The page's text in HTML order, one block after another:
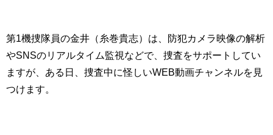
第1機捜隊員の金井（糸巻貴志）は、防犯カメラ映像の解析
やSNSのリアルタイム監視などで、捜査をサポートしてい
ますが、ある日、捜査中に怪しいWEB動画チャンネルを見
つけます。